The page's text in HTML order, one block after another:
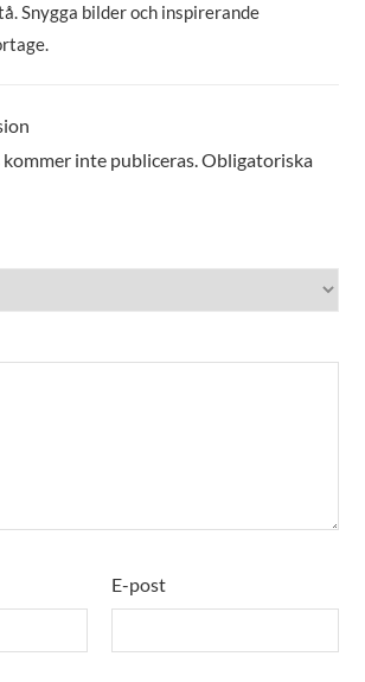
Snygga bilder och inspirerande
inte publiceras.Obligatoriska
E-post